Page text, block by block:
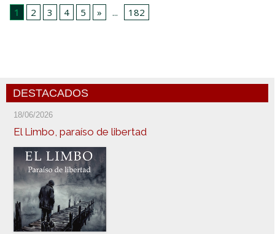
1
2 3 4 5 » ... 182
DESTACADOS
18/06/2026
El Limbo, paraíso de libertad